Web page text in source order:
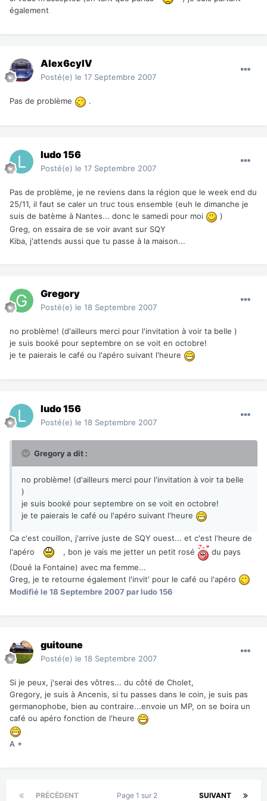
également
Alex6cylV
Posté(e) le 17 Septembre 2007
Pas de problème .
ludo 156
Posté(e) le 17 Septembre 2007
Pas de problème, je ne reviens dans la région que le week end du
25/11, il faut se caler un truc tous ensemble (euh le dimanche je
suis de batème à Nantes... donc le samedi pour moi
)
Greg, on essaira de se voir avant sur SQY
Kiba, j'attends aussi que tu passe à la maison...
Gregory
Posté(e) le 18 Septembre 2007
no problème! (d'ailleurs merci pour l'invitation à voir ta belle )
je suis booké pour septembre on se voit en octobre!
je te paierais le café ou l'apéro suivant l'heure
ludo 156
Posté(e) le 18 Septembre 2007
Gregory a dit :
no problème! (d'ailleurs merci pour l'invitation à voir ta belle
)
je suis booké pour septembre on se voit en octobre!
je te paierais le café ou l'apéro suivant l'heure
Ca c'est couillon, j'arrive juste de SQY ouest... et c'est l'heure de
l'apéro
, bon je vais me jetter un petit rosé
du pays
(Doué la Fontaine) avec ma femme...
Greg, je te retourne également l'invit' pour le café ou l'apéro
Modifiéle 18 Septembre 2007 par ludo 156
guitoune
Posté(e) le 18 Septembre 2007
Si je peux, j'serai des vôtres... du côté de Cholet,
Gregory, je suis à Ancenis, si tu passes dans le coin, je suis pas
germanophobe, bien au contraire...envoie un MP, on se boira un
café ou apéro fonction de l'heure
A +
PRÉCÉDENT SUIVANT
Page 1 sur 2